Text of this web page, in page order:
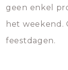
geen enkel
het weekend.
feestdagen.